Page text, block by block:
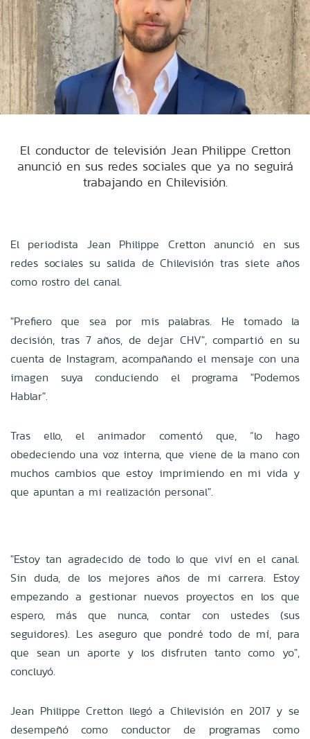
El conductor de televisión Jean Philippe Cretton
anunció en sus redes sociales que ya no seguirá
trabajando en Chilevisión.
El periodista Jean Philippe Cretton anunció en sus
redes sociales su salida de Chilevisión tras siete años
como rostro del canal.
"Prefiero que sea por mis palabras. He tomado la
decisión, tras 7 años, de dejar CHV", compartió en su
cuenta de Instagram, acompañando el mensaje con una
imagen suya conduciendo el programa "Podemos
Hablar".
Tras ello, el animador comentó que, “lo hago
obedeciendo una voz interna, que viene de la mano con
muchos cambios que estoy imprimiendo en mi vida y
que apuntan a mi realización personal".
"Estoy tan agradecido de todo lo que viví en el canal.
Sin duda, de los mejores años de mi carrera. Estoy
empezando a gestionar nuevos proyectos en los que
espero, más que nunca, contar con ustedes (sus
seguidores). Les aseguro que pondré todo de mí, para
que sean un aporte y los disfruten tanto como yo",
concluyó.
Jean Philippe Cretton llegó a Chilevisión en 2017 y se
desempeñó como conductor de programas como